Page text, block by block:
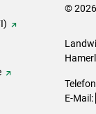
©
E-Mail: